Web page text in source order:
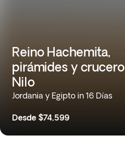
Reino Hachemita,
pirámides y crucero
Nilo
Jordania y Egipto in 16 Días
Desde $74,599